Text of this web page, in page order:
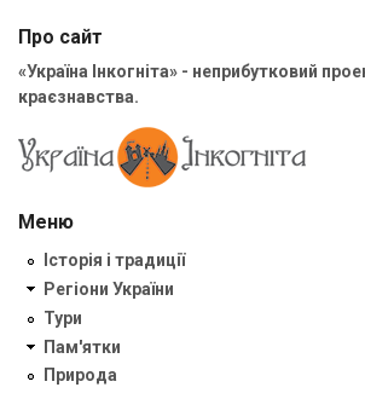
Про сайт
«Україна Інкогніта» - неприбутковий
краєзнавства.
Меню
Історія і традиції
Регіони України
Тури
Пам'ятки
Природа